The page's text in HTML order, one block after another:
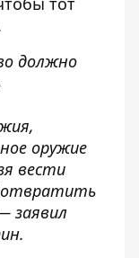
должно
оружие
вести
заявил